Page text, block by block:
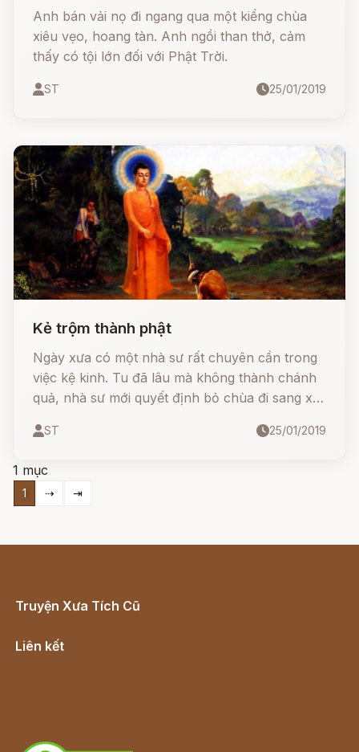
Anh bán vải nọ đi ngang qua một kiểng chùa
xiêu vẹo, hoang tàn. Anh ngồi than thở, cảm
thấy có tội lớn đối với Phật Trời.
ST 25/01/2019
Kẻ trộm thành phật
Ngày xưa có một nhà sư rất chuyên cần trong
việc kệ kinh. Tu đã lâu mà không thành chánh
quả, nhà sư mới quyết định bỏ chùa đi sang xứ
của mình mới đắc thành.
ST 25/01/2019
1 mục
1 ⇢ ⇥
Truyện Xưa Tích Cũ
Liên kết